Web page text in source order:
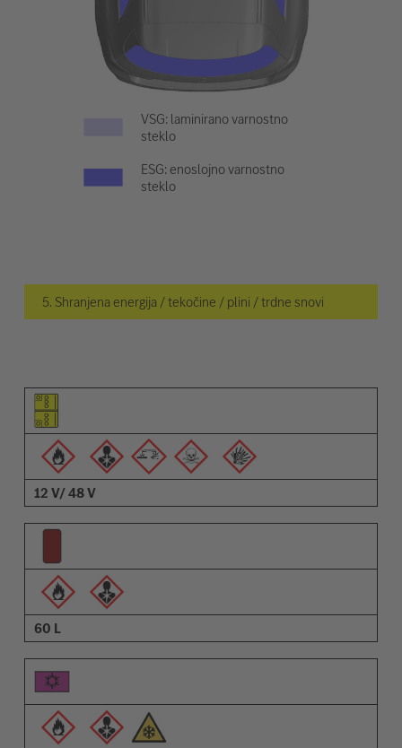
VSG: laminirano varnostno
steklo
ESG: enoslojno varnostno
steklo
5. Shranjena energija / tekočine / plini / trdne snovi
Piktogram elementa
Piktogrami opozoril
Opis
12 V/ 48 V
60 L